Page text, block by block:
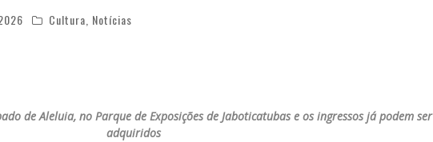
Cultura Notícias
de Aleluia, no Parque de Exposições de Jaboticatubas e os ingressos já podem ser
adquiridos